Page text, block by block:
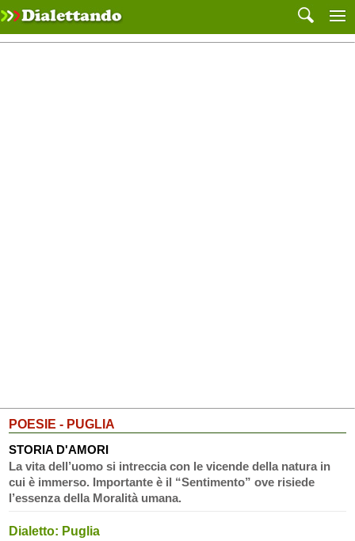
POESIE - PUGLIA
STORIA D'AMORI
La vita dell’uomo si intreccia con le vicende della natura in
cui è immerso. Importante è il “Sentimento” ove risiede
l’essenza della Moralità umana.
Dialetto: Puglia